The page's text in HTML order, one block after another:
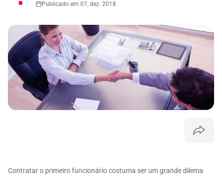
Publicado em 07, dez. 2018
Contratar o primeiro funcionário costuma ser um grande dilema